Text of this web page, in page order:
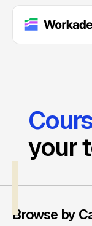
your
Browse by